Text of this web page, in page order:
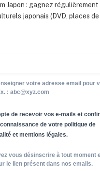
Japon : gagnez régulièrement
japonais (DVD, places de
votre adresse email pour
: abc@xyz.com
de recevoir vos e-mails et
de votre politique de
et mentions légales.
vous désinscrire à tout moment
le lien présent dans nos emails.